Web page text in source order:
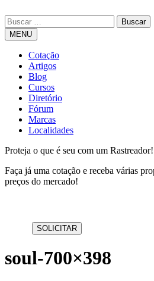
MENU
Cotação
Artigos
Blog
Cursos
Diretório
Fórum
Marcas
Localidades
Proteja o que é seu com um Rastreador!
Faça já uma cotação e receba várias
preços do mercado!
soul-700×398